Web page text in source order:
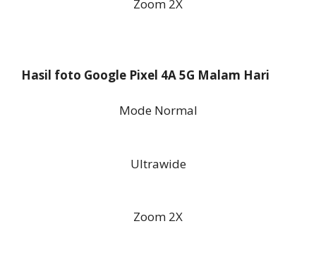
Zoom 2X
Hasil foto Google Pixel 4A 5G Malam Hari
Mode Normal
Ultrawide
Zoom 2X